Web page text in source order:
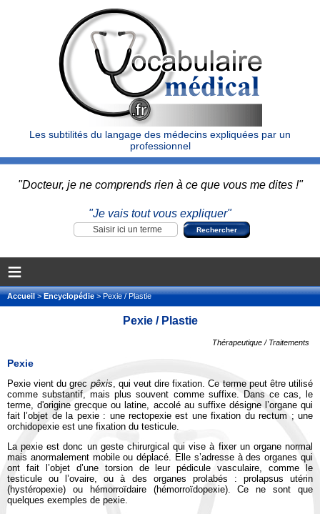
Les subtilités du langage des médecins expliquées par un
professionnel
"Docteur, je ne comprends rien à ce que vous me dites !"
"Je vais tout vous expliquer"
≡
Accueil>Encyclopédie> Pexie / Plastie
Pexie / Plastie
Thérapeutique / Traitements
Pexie
Pexie vient du grec pêxis, qui veut dire fixation. Ce terme peut être utilisé
comme substantif, mais plus souvent comme suffixe. Dans ce cas, le
terme, d'origine grecque ou latine, accolé au suffixe désigne l’organe qui
fait l’objet de la pexie : une rectopexie est une fixation du rectum ; une
orchidopexie est une fixation du testicule.
La pexie est donc un geste chirurgical qui vise à fixer un organe normal
mais anormalement mobile ou déplacé. Elle s’adresse à des organes qui
ont fait l’objet d’une torsion de leur pédicule vasculaire, comme le
testicule ou l’ovaire, ou à des organes prolabés : prolapsus utérin
(hystéropexie) ou hémorroïdaire (hémorroïdopexie). Ce ne sont que
quelques exemples de pexie.